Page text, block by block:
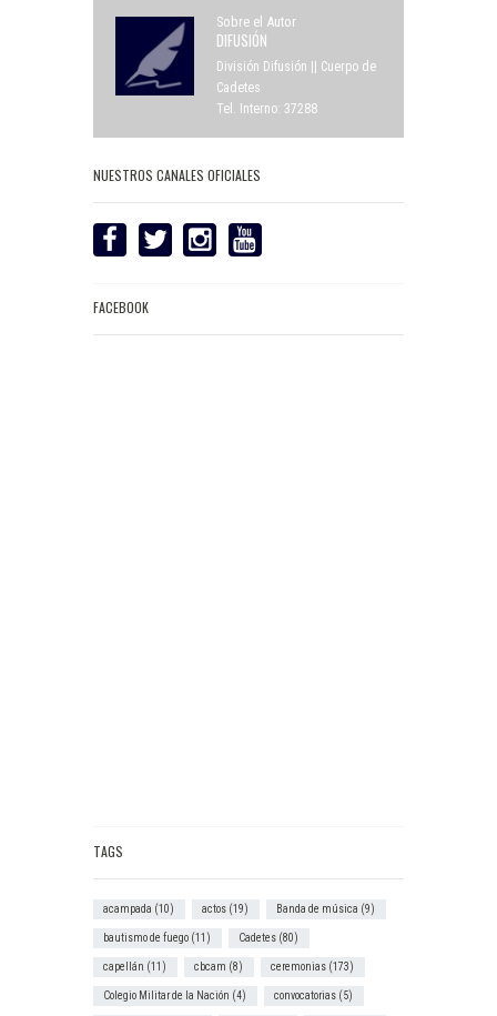
Sobre el Autor
DIFUSIÓN
División Difusión || Cuerpo de
Cadetes
Tel. Interno: 37288
NUESTROS CANALES OFICIALES
FACEBOOK
TAGS
acampada (10) actos (19) Banda de música (9)
bautismo de fuego (11) Cadetes (80)
capellán (11) cbcam (8) ceremonias (173)
Colegio Militar de la Nación (4) convocatorias (5)